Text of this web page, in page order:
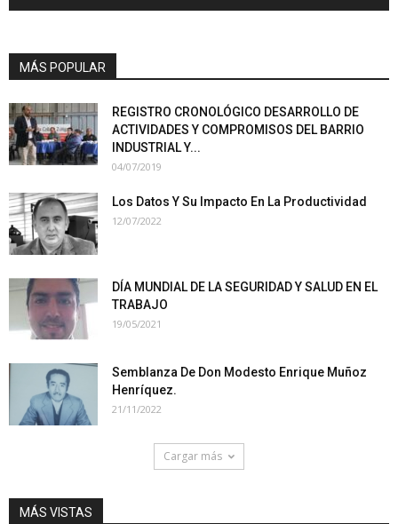
MÁS POPULAR
REGISTRO CRONOLÓGICO DESARROLLO DE
ACTIVIDADES Y COMPROMISOS DEL BARRIO
INDUSTRIAL Y...
04/07/2019
Los Datos Y Su Impacto En La Productividad
12/07/2022
DÍA MUNDIAL DE LA SEGURIDAD Y SALUD EN EL
TRABAJO
19/05/2021
Semblanza De Don Modesto Enrique Muñoz
Henríquez.
21/11/2022
Cargar más
MÁS VISTAS